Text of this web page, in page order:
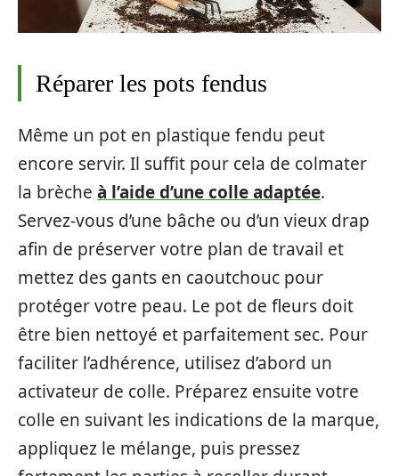
Réparer les pots fendus
Même un pot en plastique fendu peut
encore servir. Il suffit pour cela de colmater
la brèche à l’aide d’une colle adaptée.
Servez-vous d’une bâche ou d’un vieux drap
afin de préserver votre plan de travail et
mettez des gants en caoutchouc pour
protéger votre peau. Le pot de fleurs doit
être bien nettoyé et parfaitement sec. Pour
faciliter l’adhérence, utilisez d’abord un
activateur de colle. Préparez ensuite votre
colle en suivant les indications de la marque,
appliquez le mélange, puis pressez